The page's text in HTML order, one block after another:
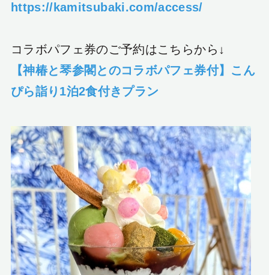
https://kamitsubaki.com/access/
コラボパフェ券のご予約はこちらから↓
【神椿と琴参閣とのコラボパフェ券付】こん
ぴら詣り1泊2食付きプラン